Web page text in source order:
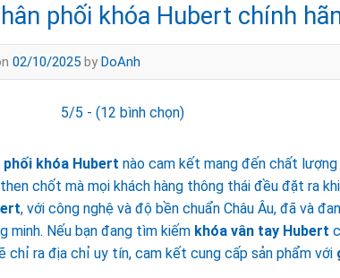
phối khóa Hubert chính
02/10/2025 by DoAnh
5/5 - (12 bình chọn)
phối khóa Hubert nào cam kết mang đến chất
then chốt mà mọi khách hàng thông thái đều đặt ra
, với công nghệ và độ bền chuẩn Châu Âu, đã và
minh. Nếu bạn đang tìm kiếm khóa vân tay Hubert
chỉ ra địa chỉ uy tín, cam kết cung cấp sản phẩm với